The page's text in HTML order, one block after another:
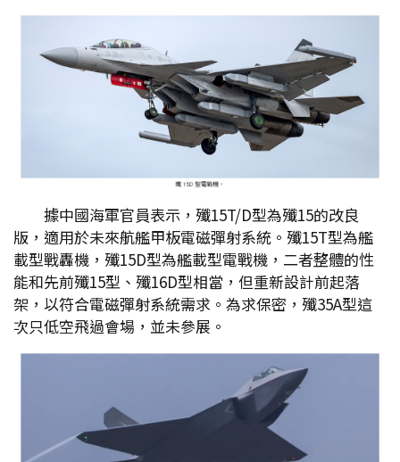
據中國海軍官員表示，殲15T/D型為殲15的改良
版，適用於未來航艦甲板電磁彈射系統。殲15T型為艦
載型戰轟機，殲15D型為艦載型電戰機，二者整體的性
能和先前殲15型、殲16D型相當，但重新設計前起落
架，以符合電磁彈射系統需求。為求保密，殲35A型這
次只低空飛過會場，並未參展。